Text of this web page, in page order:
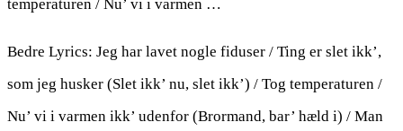
temperaturen / Nu’ vi i varmen …
Bedre Lyrics: Jeg har lavet nogle fiduser / Ting er slet ikk’,
som jeg husker (Slet ikk’ nu, slet ikk’) / Tog temperaturen /
Nu’ vi i varmen ikk’ udenfor (Brormand, bar’ hæld i) / Man